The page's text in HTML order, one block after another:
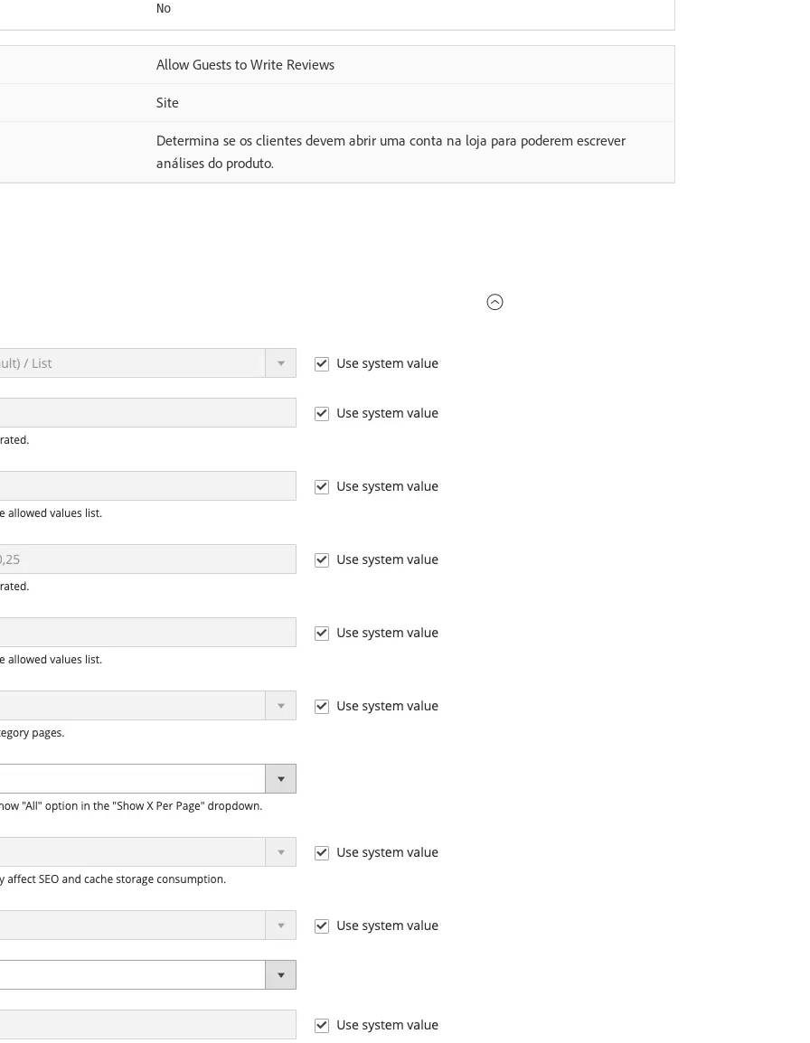
No
Allow Guests to Write Reviews
Site
Determina se os clientes devem abrir uma conta na loja para poderem escrever
análises do produto.